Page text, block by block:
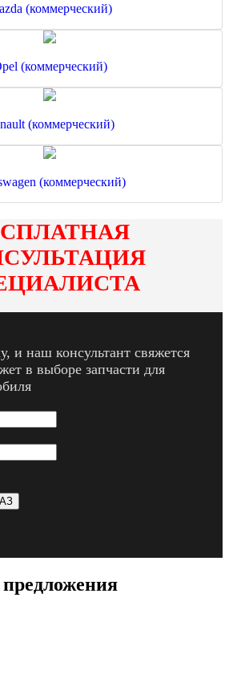
(коммерческий)
(коммерческий)
(коммерческий)
(коммерческий)
и наш консультант свяжется
в выборе запчасти для